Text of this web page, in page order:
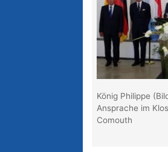
König Philippe
Ansprache im
Comouth